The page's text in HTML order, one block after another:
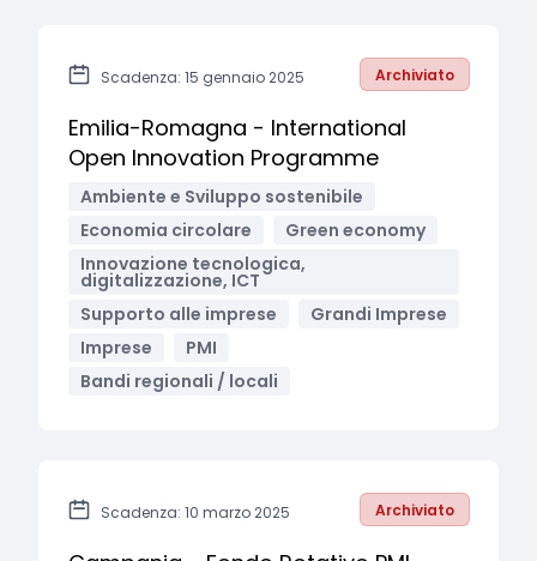
Scadenza: 15 gennaio 2025 Archiviato
Emilia-Romagna - International
Open Innovation Programme
Ambiente e Sviluppo sostenibile
Economia circolare
Green economy
Innovazione tecnologica,
digitalizzazione, ICT
Supporto alle imprese
Grandi Imprese
Imprese
PMI
Bandi regionali / locali
Scadenza: 10 marzo 2025 Archiviato